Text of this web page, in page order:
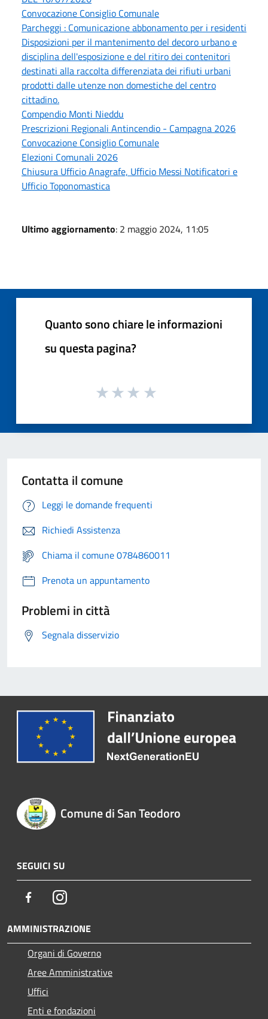
Convocazione Consiglio Comunale
Parcheggi : Comunicazione abbonamento per i residenti
Disposizioni per il mantenimento del decoro urbano e
disciplina dell'esposizione e del ritiro dei contenitori
destinati alla raccolta differenziata dei rifiuti urbani
prodotti dalle utenze non domestiche del centro
cittadino.
Compendio Monti Nieddu
Prescrizioni Regionali Antincendio - Campagna 2026
Convocazione Consiglio Comunale
Elezioni Comunali 2026
Chiusura Ufficio Anagrafe, Ufficio Messi Notificatori e
Ufficio Toponomastica
Ultimo aggiornamento: 2 maggio 2024, 11:05
Quanto sono chiare le informazioni
su questa pagina?
Contatta il comune
Leggi le domande frequenti
Richiedi Assistenza
Chiama il comune 0784860011
Prenota un appuntamento
Problemi in città
Segnala disservizio
Comune di San Teodoro
SEGUICI SU
FacebookInstagram
AMMINISTRAZIONE
Organi di Governo
Aree Amministrative
Uffici
Enti e fondazioni